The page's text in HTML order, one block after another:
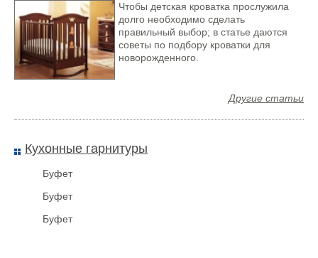
Чтобы детская кроватка прослужила
долго необходимо сделать
правильный выбор; в статье даются
советы по подбору кроватки для
новорожденного.
Другие статьи
Кухонные гарнитуры
Буфет
Буфет
Буфет